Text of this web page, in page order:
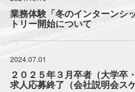
業務体験「冬のインターンシ
トリー開始について
2024.07.01
２０２５年３月卒者（大学卒
求人応募終了（会社説明会ス